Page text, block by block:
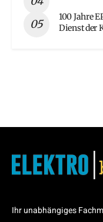
100 Jahre
Dienst der
Ihr unabhängiges